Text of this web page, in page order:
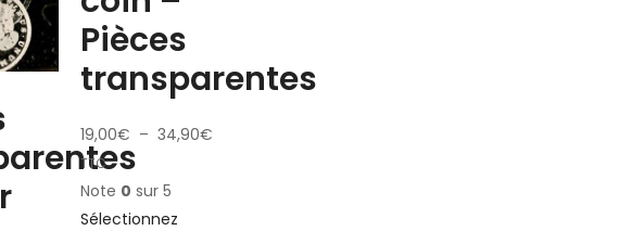
Pièces
transparentes
19,00€ – 34,90€
TTC
Note 0 sur 5
Sélectionnez